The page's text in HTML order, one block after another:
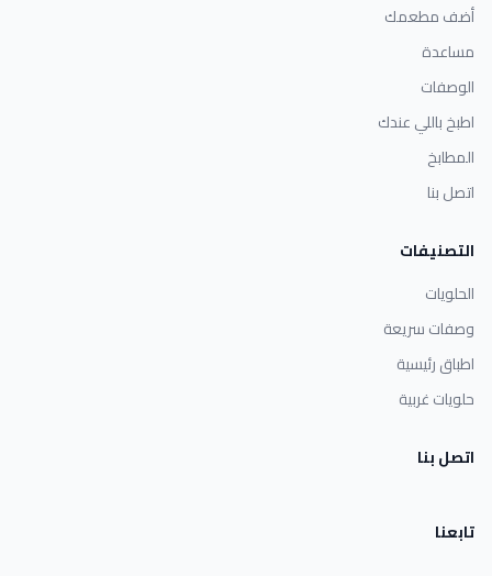
أضف مطعمك
مساعدة
الوصفات
اطبخ باللي عندك
المطابخ
اتصل بنا
التصنيفات
الحلويات
وصفات سريعة
اطباق رئيسية
حلويات غربية
اتصل بنا
تابعنا